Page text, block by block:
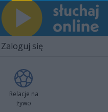
Zaloguj się
Relacje na
żywo